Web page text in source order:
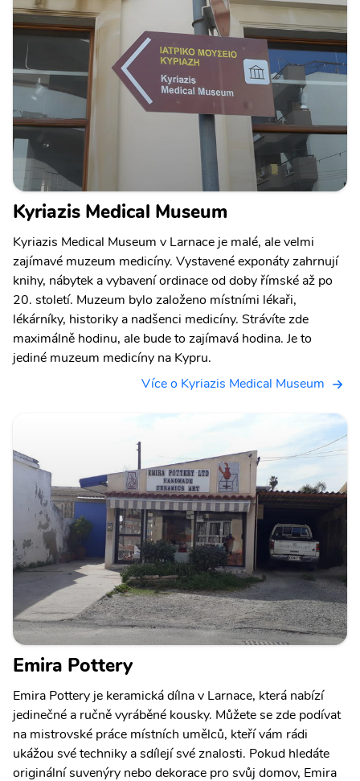
Kyriazis Medical Museum
Kyriazis Medical Museum v Larnace je malé, ale velmi
zajímavé muzeum medicíny. Vystavené exponáty zahrnují
knihy, nábytek a vybavení ordinace od doby římské až po
20. století. Muzeum bylo založeno místními lékaři,
lékárníky, historiky a nadšenci medicíny. Strávíte zde
maximálně hodinu, ale bude to zajímavá hodina. Je to
jediné muzeum medicíny na Kypru.
Více o Kyriazis Medical Museum
Emira Pottery
Emira Pottery je keramická dílna v Larnace, která nabízí
jedinečné a ručně vyráběné kousky. Můžete se zde podívat
na mistrovské práce místních umělců, kteří vám rádi
ukážou své techniky a sdílejí své znalosti. Pokud hledáte
originální suvenýry nebo dekorace pro svůj domov, Emira